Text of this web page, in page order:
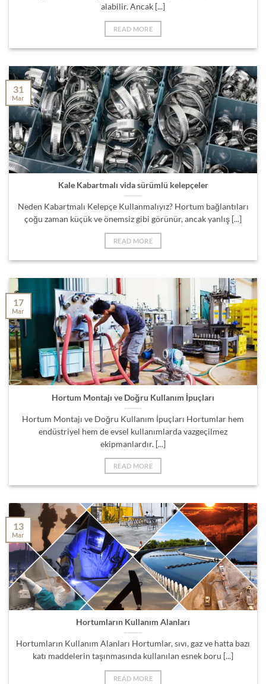
alabilir. Ancak [...]
READ MORE
Kale Kabartmalı vida sürümlü kelepçeler
Neden Kabartmalı Kelepçe Kullanmalıyız? Hortum bağlantıları
çoğu zaman küçük ve önemsiz gibi görünür, ancak yanlış [...]
READ MORE
31
Mar
Hortum Montajı ve Doğru Kullanım İpuçları
Hortum Montajı ve Doğru Kullanım İpuçları Hortumlar hem
endüstriyel hem de evsel kullanımlarda vazgeçilmez
ekipmanlardır. [...]
READ MORE
17
Mar
Hortumların Kullanım Alanları
Hortumların Kullanım Alanları Hortumlar, sıvı, gaz ve hatta bazı
katı maddelerin taşınmasında kullanılan esnek boru [...]
READ MORE
13
Mar